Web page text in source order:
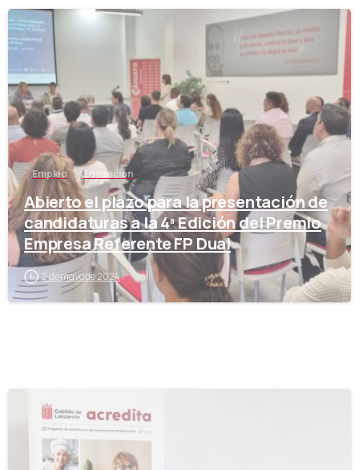
Empleo Formación
Abierto el plazo para la presentación de
candidaturas a la 4ª Edición del Premio
Empresa Referente FP Dual
2 de mayo de 2024